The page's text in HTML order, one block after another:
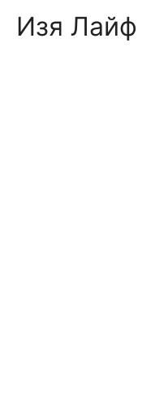
Изя Лайф